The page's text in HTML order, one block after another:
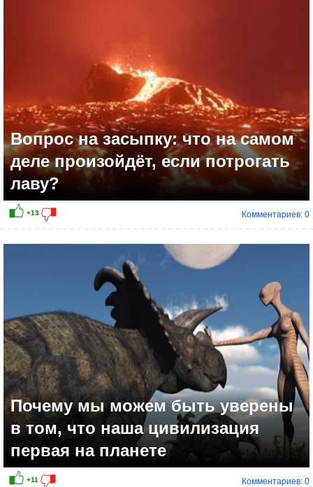
Вопрос на засыпку: что на самом
деле произойдёт, если потрогать
лаву?
Комментариев: 0
Почему мы можем быть уверены
в том, что наша цивилизация
первая на планете
Комментариев: 0